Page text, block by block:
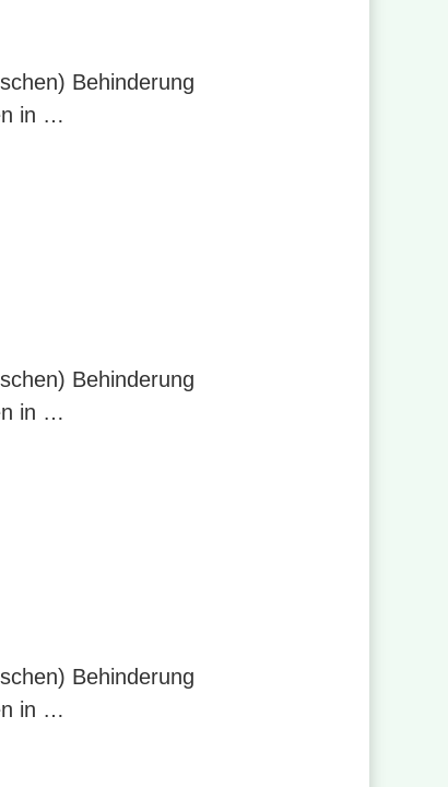
Behinderung
in …
Behinderung
in …
Behinderung
in …